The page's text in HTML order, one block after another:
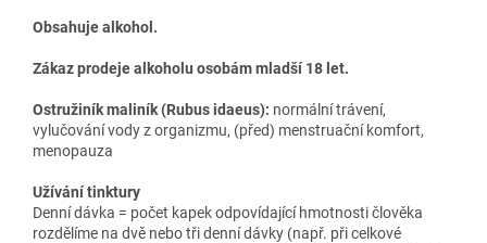
Obsahuje alkohol.
Zákaz prodeje alkoholu osobám mladší 18 let.
Ostružiník maliník (Rubus idaeus): normální trávení,
vylučování vody z organizmu, (před) menstruační komfort,
menopauza
Užívání tinktury
Denní dávka = počet kapek odpovídající hmotnosti člověka
rozdělíme na dvě nebo tři denní dávky (např. při celkové